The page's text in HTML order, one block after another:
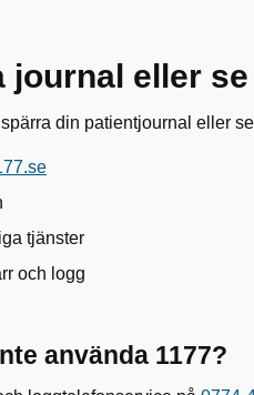
journal eller
din patientjournal eller
tjänster
och logg
använda 1177?